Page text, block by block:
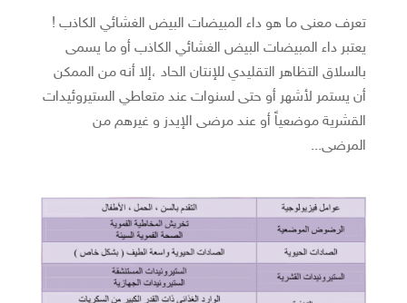
تعرف معنى ما هو داء المبيضات البيض الغشائي الكاذب !
يعتبر داء المبيضات البيض الغشائي الكاذب أو ما يسمى
بالسلاق التظاهر التقليدي للإنتان الحاد ،إلا أنه من الممكن
أن يستمر لأشهر أو حتى لسنوات عند متعاطي الستيروئيدات
القشرية موضعياً أو عند مرضى الإيدز و غيرهم من
المرضى...